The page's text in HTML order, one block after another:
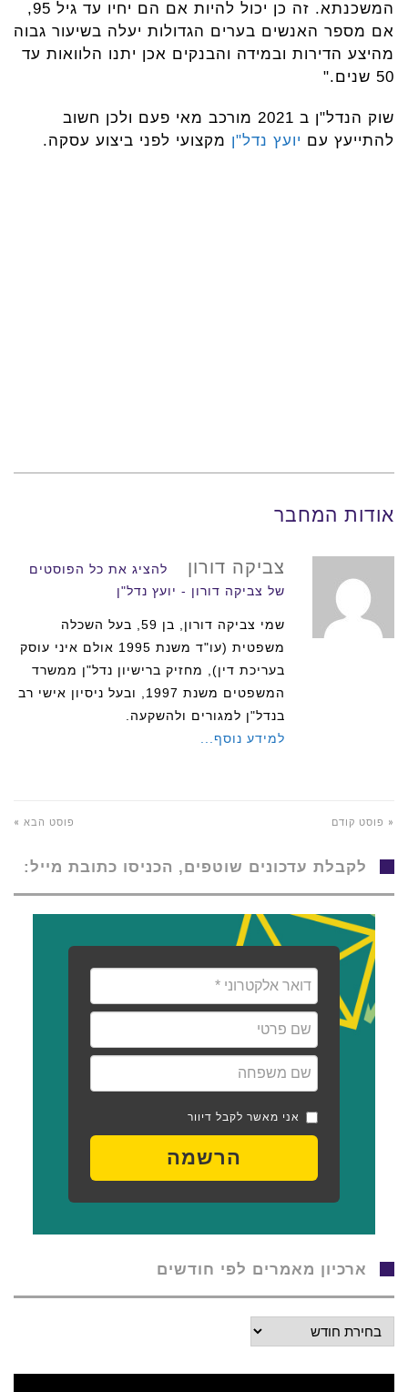
המשכנתא. זה כן יכול להיות אם הם יחיו עד גיל 95,
אם מספר האנשים בערים הגדולות יעלה בשיעור גבוה
מהיצע הדירות ובמידה והבנקים אכן יתנו הלוואות עד
50 שנים."
שוק הנדל"ן ב 2021 מורכב מאי פעם ולכן חשוב
להתייעץ עם יועץ נדל"ן מקצועי לפני ביצוע עסקה.
אודות המחבר
צביקה דורון
להציג את כל הפוסטים
של צביקה דורון - יועץ נדל"ן
שמי צביקה דורון, בן 59, בעל השכלה
משפטית (עו"ד משנת 1995 אולם איני עוסק
בעריכת דין), מחזיק ברישיון נדל"ן ממשרד
המשפטים משנת 1997, ובעל ניסיון אישי רב
בנדל"ן למגורים ולהשקעה.
למידע נוסף...
« פוסט קודם פוסט הבא »
לקבלת עדכונים שוטפים, הכניסו כתובת מייל:
אני מאשר לקבל דיוור
הרשמה
ארכיון מאמרים לפי חודשים
ארכיון
מאמרים